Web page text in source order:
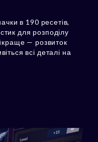
в 190 ресетів,
для розподілу
— розвиток
всі деталі на